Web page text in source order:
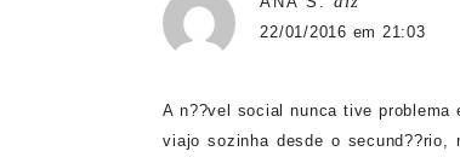
22/01/2016 em 21:03
A n??vel social nunca tive
viajo sozinha desde o secund??rio,